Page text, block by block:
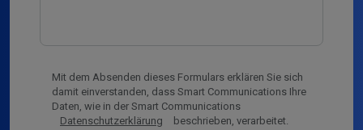
Mit dem Absenden dieses Formulars erklären Sie sich
damit einverstanden, dass Smart Communications Ihre
Daten, wie in der Smart Communications
Datenschutzerklärung
beschrieben, verarbeitet.